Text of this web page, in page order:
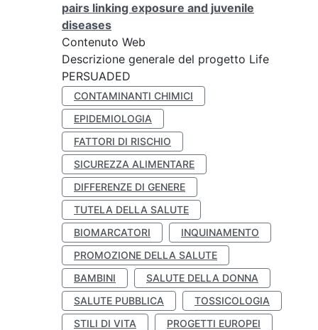
pairs linking exposure and juvenile
diseases
Contenuto Web
Descrizione generale del progetto Life
PERSUADED
CONTAMINANTI CHIMICI
EPIDEMIOLOGIA
FATTORI DI RISCHIO
SICUREZZA ALIMENTARE
DIFFERENZE DI GENERE
TUTELA DELLA SALUTE
BIOMARCATORI
INQUINAMENTO
PROMOZIONE DELLA SALUTE
BAMBINI
SALUTE DELLA DONNA
SALUTE PUBBLICA
TOSSICOLOGIA
STILI DI VITA
PROGETTI EUROPEI